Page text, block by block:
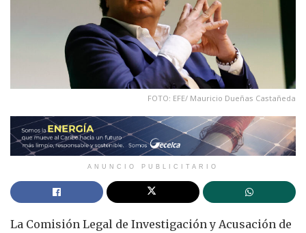
FOTO: EFE/ Mauricio Dueñas Castañeda
ANUNCIO PUBLICITARIO
La Comisión Legal de Investigación y Acusación de